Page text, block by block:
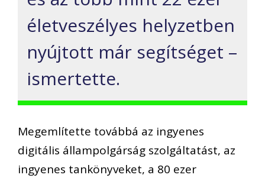
életveszélyes helyzetben
nyújtott már segítséget –
ismertette.
Megemlítette továbbá az ingyenes
digitális állampolgárság szolgáltatást, az
ingyenes tankönyveket, a 80 ezer